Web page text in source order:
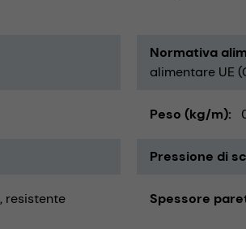
Normativa
alimentare UE
Peso (kg/m)
Pressione di
resistente
Spessore